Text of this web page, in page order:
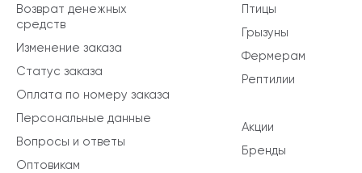
Птицы
Грызуны
Фермерам
Рептилии
Акции
Бренды
Возврат денежных
средств
Изменение заказа
Статус заказа
Оплата по номеру заказа
Персональные данные
Вопросы и ответы
Оптовикам